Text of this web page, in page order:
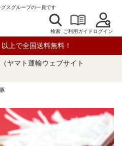
スグループの一員です
検索 ご利用ガイドログイン
上で全国送料無料！
ヤマト運輸ウェブサイト